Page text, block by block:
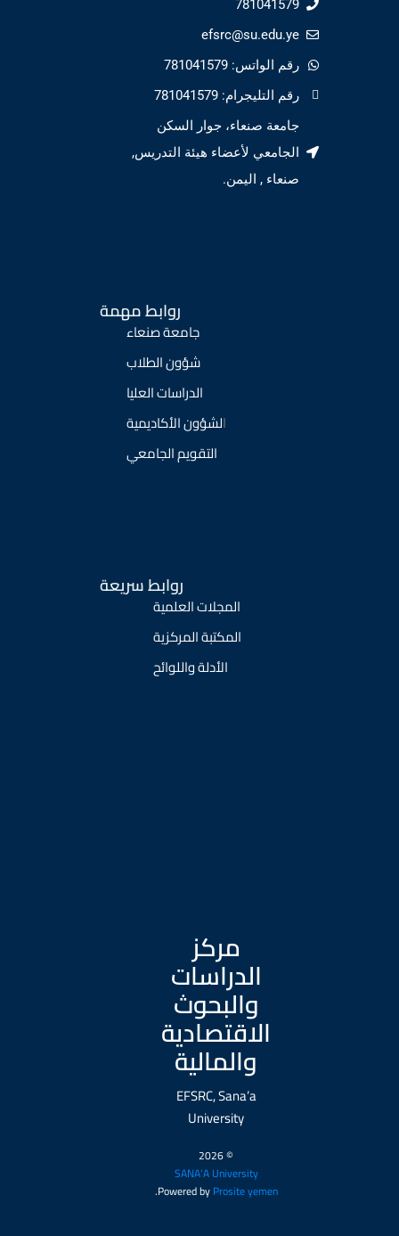
781041579
efsrc@su.edu.ye
رقم الواتس: 781041579
رقم التليجرام: 781041579
جامعة صنعاء، جوار السكن
الجامعي لأعضاء هيئة التدريس,
صنعاء , اليمن.
روابط مهمة
جامعة صنعاء
شؤون الطلاب
الدراسات العليا
الشؤون الأكاديمية
التقويم الجامعي
روابط سريعة
المجلات العلمية
المكتبة المركزية
الأدلة واللوائح
مركز
الدراسات
والبحوث
الاقتصادية
والمالية
EFSRC, Sana’a
University
© 2026
SANA’A University
Powered byProsite yemen
.